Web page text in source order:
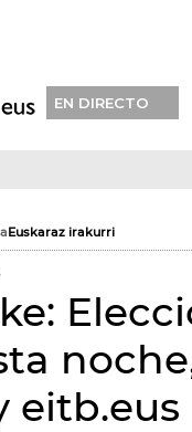
EN DIRECTO
Euskaraz irakurri
eitb.eus